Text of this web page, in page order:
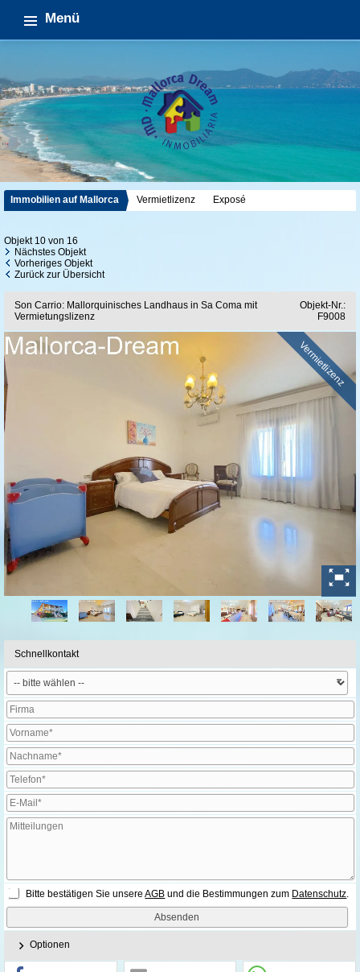
Menü
Immobilien auf Mallorca Vermietlizenz Exposé
Objekt 10 von 16
Nächstes Objekt
Vorheriges Objekt
Zurück zur Übersicht
Son Carrio: Mallorquinisches Landhaus in Sa Coma mit
Vermietungslizenz
Objekt-Nr.:
F9008
Vermietlizenz
Schnellkontakt
Bitte bestätigen Sie unsereAGB und die Bestimmungen zum Datenschutz
Optionen